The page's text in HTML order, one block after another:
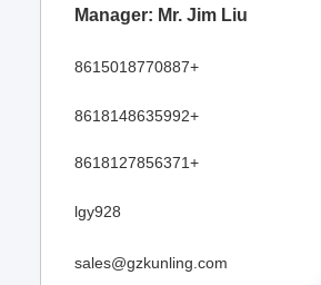
Manager: Mr. Jim Liu
+8615018770887
+8618148635992
+8618127856371
lgy928
sales@gzkunling.com